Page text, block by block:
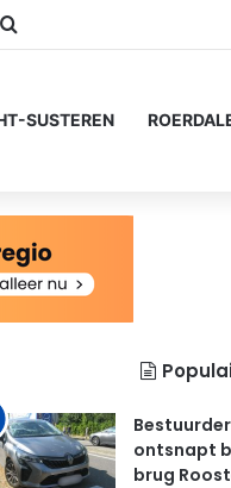
skin
SUSTEREN
ontsnapt
brug